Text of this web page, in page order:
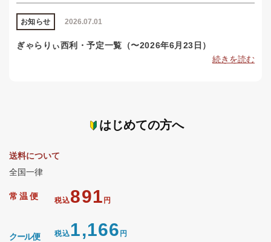
2026.07.01
お知らせ
ぎゃらりぃ西利・予定一覧（〜2026年6月23日）
続きを読む
はじめての方へ
送料について
全国一律
常温便 税込891 円
クール便 税込1,166 円